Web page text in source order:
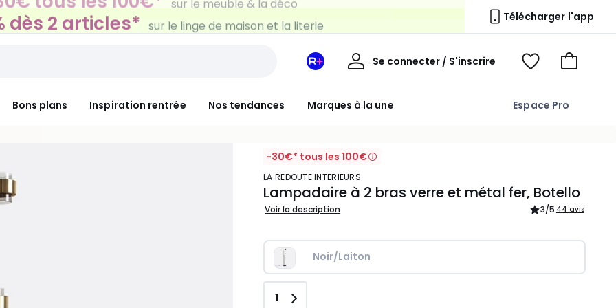
dès 2 articles* Télécharger l'app
Bons plans Inspiration rentrée Nos tendances Marques à la une Espace Pro
Mon
Redoute
Se connecter / S'inscrire
Mon
Voir
Voir
-30€* tous les 100€
LA REDOUTE INTERIEURS
Lampadaire à 2 bras verre et métal fer, Botello
Voir la description 3/5 44 avis
Noir/Laiton
Quantité
1